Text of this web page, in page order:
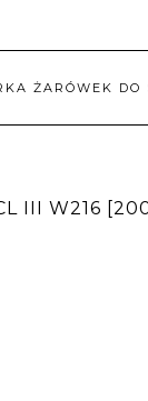
ŻARÓWEK DO
III W216